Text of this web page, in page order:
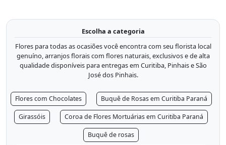
Escolha a categoria
Flores para todas as ocasiões você encontra com seu florista local
genuíno, arranjos florais com flores naturais, exclusivos e de alta
qualidade disponíveis para entregas em Curitiba, Pinhais e São
José dos Pinhais.
Flores com Chocolates Buquê de Rosas em Curitiba Paraná
Girassóis Coroa de Flores Mortuárias em Curitiba Paraná
Buquê de rosas